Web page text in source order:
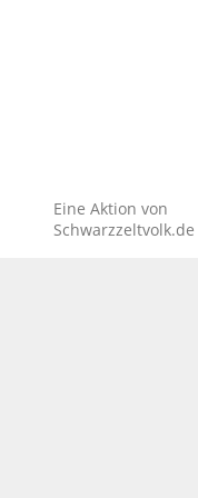
Eine Aktion von
Schwarzzeltvolk.de